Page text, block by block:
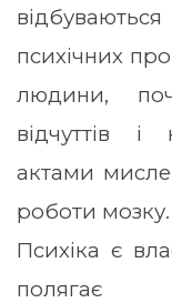
психічних
людини,
відчуттів і
актами
роботи мозку.
Психіка є